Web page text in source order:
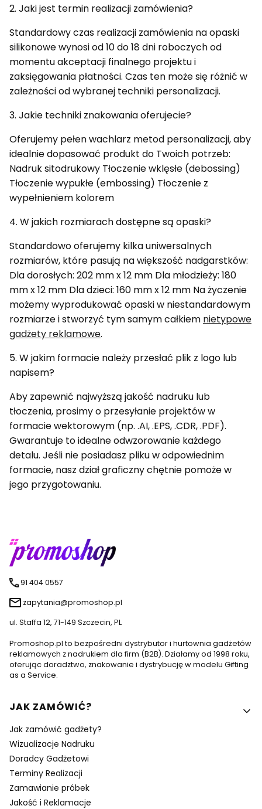
2. Jaki jest termin realizacji zamówienia?
Standardowy czas realizacji zamówienia na opaski
silikonowe wynosi od 10 do 18 dni roboczych od
momentu akceptacji finalnego projektu i
zaksięgowania płatności. Czas ten może się różnić w
zależności od wybranej techniki personalizacji.
3. Jakie techniki znakowania oferujecie?
Oferujemy pełen wachlarz metod personalizacji, aby
idealnie dopasować produkt do Twoich potrzeb:
Nadruk sitodrukowy Tłoczenie wklęsłe (debossing)
Tłoczenie wypukłe (embossing) Tłoczenie z
wypełnieniem kolorem
4. W jakich rozmiarach dostępne są opaski?
Standardowo oferujemy kilka uniwersalnych
rozmiarów, które pasują na większość nadgarstków:
Dla dorosłych: 202 mm x 12 mm Dla młodzieży: 180
mm x 12 mm Dla dzieci: 160 mm x 12 mm Na życzenie
możemy wyprodukować opaski w niestandardowym
rozmiarze i stworzyć tym samym całkiem nietypowe
gadżety reklamowe.
5. W jakim formacie należy przesłać plik z logo lub
napisem?
Aby zapewnić najwyższą jakość nadruku lub
tłoczenia, prosimy o przesyłanie projektów w
formacie wektorowym (np. .AI, .EPS, .CDR, .PDF).
Gwarantuje to idealne odwzorowanie każdego
detalu. Jeśli nie posiadasz pliku w odpowiednim
formacie, nasz dział graficzny chętnie pomoże w
jego przygotowaniu.
91 404 0557
zapytania@promoshop.pl
ul. Staffa 12, 71-149 Szczecin, PL
Promoshop.pl to bezpośredni dystrybutor i hurtownia gadżetów
reklamowych z nadrukiem dla firm (B2B). Działamy od 1998 roku,
oferując doradztwo, znakowanie i dystrybucję w modelu Gifting
as a Service.
Linki w stopce
JAK ZAMÓWIĆ?
Jak zamówić gadżety?
Wizualizacje Nadruku
Doradcy Gadżetowi
Terminy Realizacji
Zamawianie próbek
Jakość i Reklamacje